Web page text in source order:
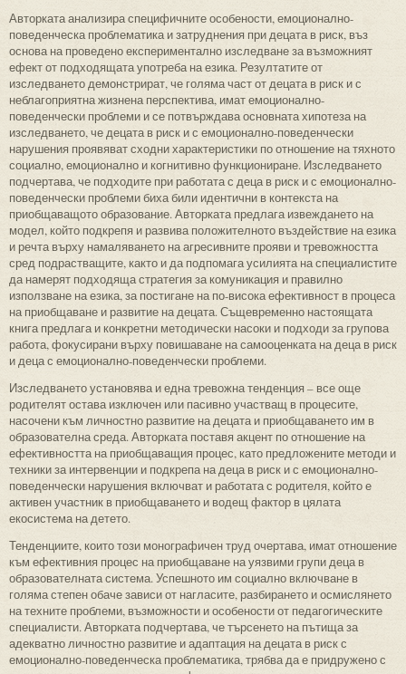
Авторката анализира специфичните особености, емоционално-
поведенческа проблематика и затруднения при децата в риск, въз
основа на проведено експериментално изследване за възможният
ефект от подходящата употреба на езика. Резултатите от
изследването демонстрират, че голяма част от децата в риск и с
неблагоприятна жизнена перспектива, имат емоционално-
поведенчески проблеми и се потвърждава основната хипотеза на
изследването, че децата в риск и с емоционално-поведенчески
нарушения проявяват сходни характеристики по отношение на тяхното
социално, емоционално и когнитивно функциониране. Изследването
подчертава, че подходите при работата с деца в риск и с емоционално-
поведенчески проблеми биха били идентични в контекста на
приобщаващото образование. Авторката предлага извеждането на
модел, който подкрепя и развива положителното въздействие на езика
и речта върху намаляването на агресивните прояви и тревожността
сред подрастващите, както и да подпомага усилията на специалистите
да намерят подходяща стратегия за комуникация и правилно
използване на езика, за постигане на по-висока ефективност в процеса
на приобщаване и развитие на децата. Същевременно настоящата
книга предлага и конкретни методически насоки и подходи за групова
работа, фокусирани върху повишаване на самооценката на деца в риск
и деца с емоционално-поведенчески проблеми.
Изследването установява и една тревожна тенденция – все още
родителят остава изключен или пасивно участващ в процесите,
насочени към личностно развитие на децата и приобщаването им в
образователна среда. Авторката поставя акцент по отношение на
ефективността на приобщаващия процес, като предложените методи и
техники за интервенции и подкрепа на деца в риск и с емоционално-
поведенчески нарушения включват и работата с родителя, който е
активен участник в приобщаването и водещ фактор в цялата
екосистема на детето.
Тенденциите, които този монографичен труд очертава, имат отношение
към ефективния процес на приобщаване на уязвими групи деца в
образователната система. Успешното им социално включване в
голяма степен обаче зависи от нагласите, разбирането и осмислянето
на техните проблеми, възможности и особености от педагогическите
специалисти. Авторката подчертава, че търсенето на пътища за
адекватно личностно развитие и адаптация на децата в риск с
емоционално-поведенческа проблематика, трябва да е придружено с